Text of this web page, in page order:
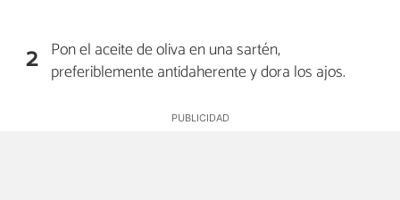
2 Pon el aceite de oliva en una sartén,
preferiblemente antidaherente y dora los ajos.